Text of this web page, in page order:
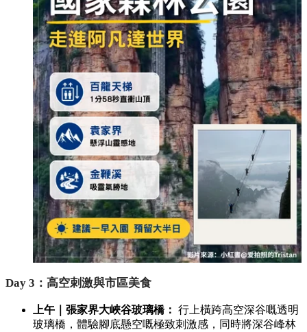
Day 3：高空刺激與市區美食
上午｜張家界大峽谷玻璃橋： 行上橫跨高空深谷嘅透明
玻璃橋，體驗腳底懸空嘅極致刺激感，同時將深谷峰林